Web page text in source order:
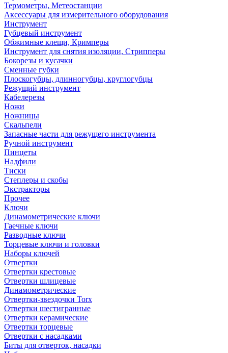
Термометры, Метеостанции
Аксессуары для измерительного оборудования
Инструмент
Губцевый инструмент
Обжимные клещи, Кримперы
Инструмент для снятия изоляции, Стрипперы
Бокорезы и кусачки
Сменные губки
Плоскогубцы, длинногубцы, круглогубцы
Режущий инструмент
Кабелерезы
Ножи
Ножницы
Скальпели
Запасные части для режущего инструмента
Ручной инструмент
Пинцеты
Надфили
Тиски
Степлеры и скобы
Экстракторы
Прочее
Ключи
Динамометрические ключи
Гаечные ключи
Разводные ключи
Торцевые ключи и головки
Наборы ключей
Отвертки
Отвертки крестовые
Отвертки шлицевые
Динамометрические
Отвертки-звездочки Torx
Отвертки шестигранные
Отвертки керамические
Отвертки торцевые
Отвертки с насадками
Биты для отверток, насадки